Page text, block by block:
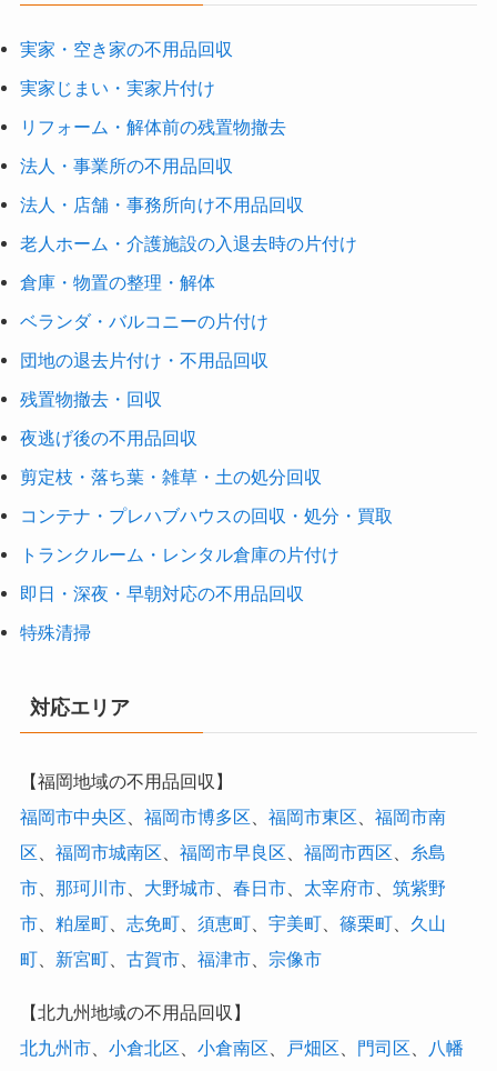
実家・空き家の不用品回収
実家じまい・実家片付け
リフォーム・解体前の残置物撤去
法人・事業所の不用品回収
法人・店舗・事務所向け不用品回収
老人ホーム・介護施設の入退去時の片付け
倉庫・物置の整理・解体
ベランダ・バルコニーの片付け
団地の退去片付け・不用品回収
残置物撤去・回収
夜逃げ後の不用品回収
剪定枝・落ち葉・雑草・土の処分回収
コンテナ・プレハブハウスの回収・処分・買取
トランクルーム・レンタル倉庫の片付け
即日・深夜・早朝対応の不用品回収
特殊清掃
対応エリア
【福岡地域の不用品回収】
福岡市中央区
福岡市博多区 福岡市東区
福岡市南
区
福岡市城南区 福岡市早良区 福岡市西区
糸島
市、 那珂川市、 大野城市、 春日市、 太宰府市、 筑紫野
市、 粕屋町、 志免町、 須恵町、 宇美町、 篠栗町、 久山
町、 新宮町、 古賀市、 福津市、 宗像市
【北九州地域の不用品回収】
北九州市、 小倉北区 小倉南区 戸畑区 門司区
八幡